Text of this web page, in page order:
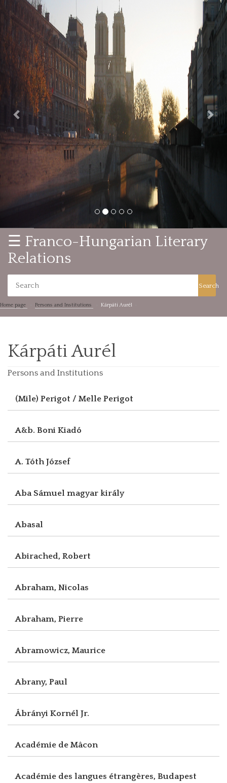
Previous
☰ Franco-Hungarian Literary
Relations
Search
Home page Persons and Institutions Kárpáti Aurél
Kárpáti Aurél
Persons and Institutions
(Mile) Perigot / Melle Perigot
A&b. Boni Kiadó
A. Tóth József
Aba Sámuel magyar király
Abasal
Abirached, Robert
Abraham, Nicolas
Abraham, Pierre
Abramowicz, Maurice
Abrany, Paul
Ábrányi Kornél Jr.
Académie de Mâcon
Académie des langues étrangères, Budapest